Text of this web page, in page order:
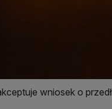
wniosek o